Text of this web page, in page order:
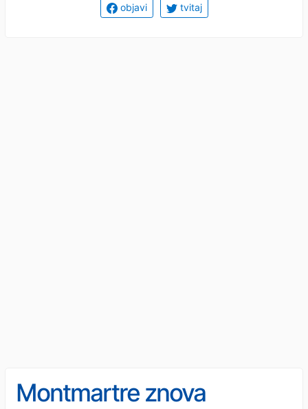
objavi tvitaj
Montmartre znova